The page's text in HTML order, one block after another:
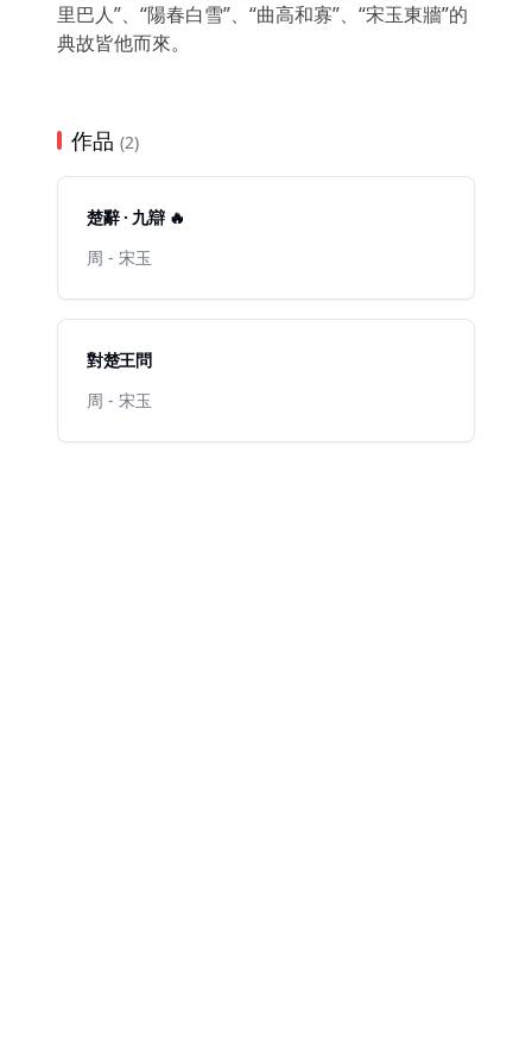
里巴人”、“陽春白雪”、“曲高和寡”、“宋玉東牆”的
典故皆他而來。
作品 (2)
楚辭 · 九辯 🔥
周 - 宋玉
對楚王問
周 - 宋玉